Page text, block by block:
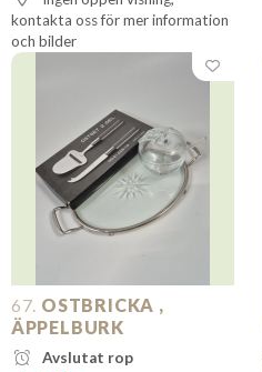
kontakta oss för mer information
och bilder
67. OSTBRICKA ,
ÄPPELBURK
Avslutat rop